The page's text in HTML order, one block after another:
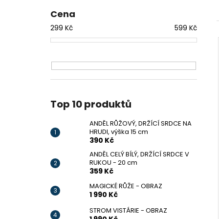
Cena
299 Kč 599 Kč
Top 10 produktů
ANDĚL RŮŽOVÝ, DRŽÍCÍ SRDCE NA
HRUDI, výška 15 cm
390 Kč
ANDĚL CELÝ BÍLÝ, DRŽÍCÍ SRDCE V
RUKOU - 20 cm
359 Kč
MAGICKÉ RŮŽE - OBRAZ
1 990 Kč
STROM VISTÁRIE - OBRAZ
HRUDI, VÝŠKA 15 CM
390 Kč